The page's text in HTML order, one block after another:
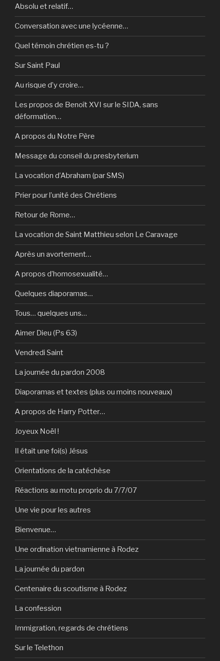
Absolu et relatif…
Conversation avec une lycéenne…
Quel témoin chrétien es-tu ?
Sur Saint Paul
Au risque d’y croire…
Les propos de Benoît XVI sur le SIDA, sans
déformation…
A propos du Notre Père
Message du conseil du presbyterium
La vocation d’Abraham (par SMS)
Prier pour l’unité des Chrétiens
Retour de Rome…
La vocation de Saint Matthieu selon Le Caravage
Après un avortement…
A propos d’homosexualité…
Quelques diaporamas…
Tous… quelques uns…
Aimer Dieu (Ps 63)
Vendredi Saint
La journée du pardon 2008
Diaporamas et textes (plus ou moins nouveaux)
A propos de Harry Potter…
Joyeux Noël !
Il était une foi(s) Jésus
Orientations de la catéchèse
Réactions au motu proprio du 7/7/07
Une vie pour les autres
Bienvenue…
Une ordination vietnamienne à Rodez
La journée du pardon
Centenaire du scoutisme à Rodez
La confession
Immigration, regards de chrétiens
Sur le Telethon